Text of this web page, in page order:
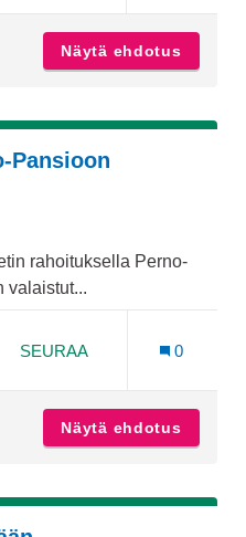
Näytä ehdotus
Pansioon
rahoituksella Perno-
valaistut...
39 SEURAAJAA
SEURAA
0
Näytä ehdotus